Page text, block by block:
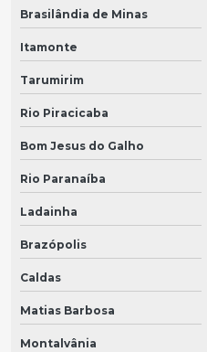
Brasilândia de Minas
Itamonte
Tarumirim
Rio Piracicaba
Bom Jesus do Galho
Rio Paranaíba
Ladainha
Brazópolis
Caldas
Matias Barbosa
Montalvânia